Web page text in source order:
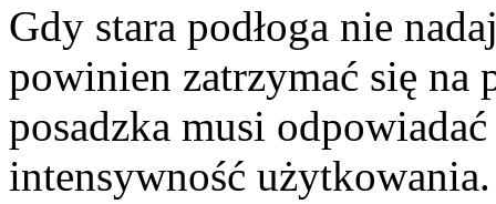
Gdy stara podłoga nie
powinien zatrzymać się na
posadzka musi
intensywność